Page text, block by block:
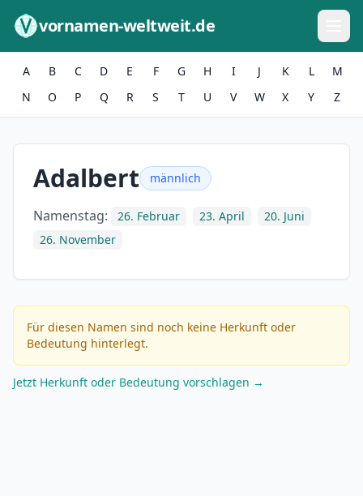
vornamen-weltweit.de
A B C D E F G H I J K L
M
N
O P Q R S T U V W X Y Z
Adalbert männlich
Namenstag: 26. Februar 23. April
20. Juni
26. November
Für diesen Namen sind noch keine Herkunft oder
Bedeutung hinterlegt.
Jetzt Herkunft oder Bedeutung vorschlagen →